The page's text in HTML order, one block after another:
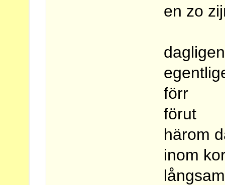
en zo
dagligen
förr
förut
härom
inom